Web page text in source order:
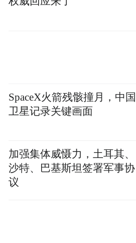
SpaceX火箭残骸撞月，中国
卫星记录关键画面
加强集体威慑力，土耳其、
沙特、巴基斯坦签署军事协
议